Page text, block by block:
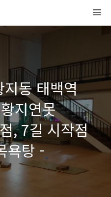
동 태백역
지연못
, 7길 시작점
욕탕 -